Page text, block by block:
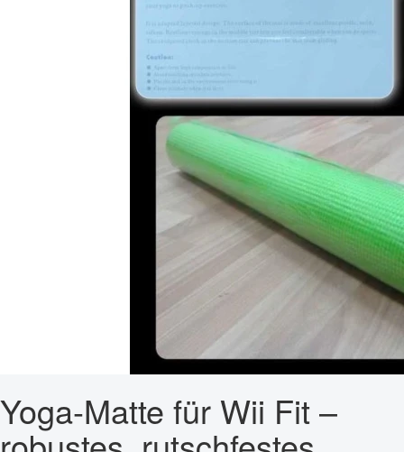
Yoga-Matte für Wii Fit –